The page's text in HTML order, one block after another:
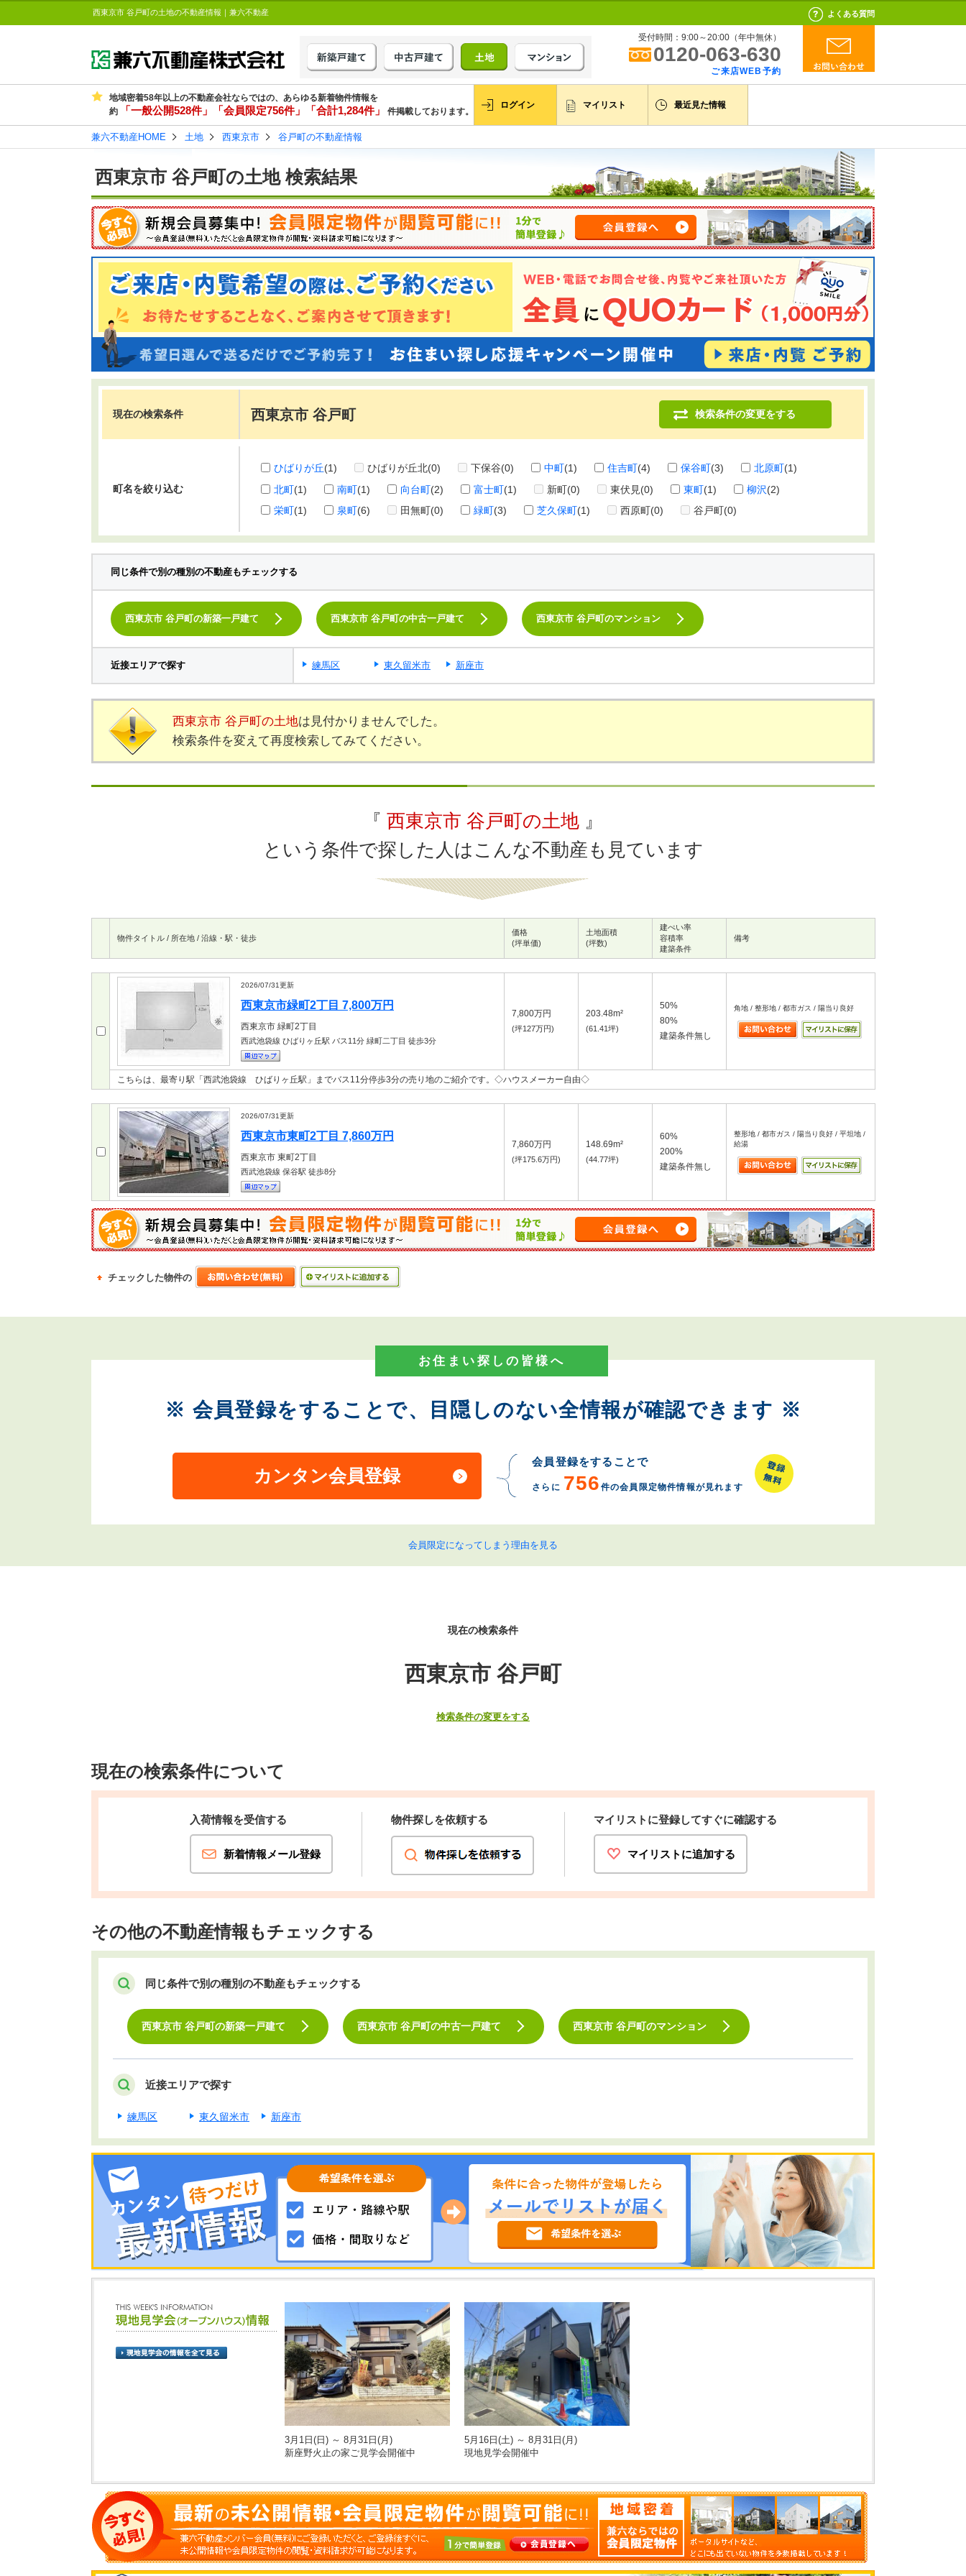
西東京市 谷戸町の土地の不動産情報｜兼六不動産 よくある質問
受付時間：9:00～20:00（年中無休）
0120-063-630
ご来店WEB予約
地域密着58年以上の不動産会社ならではの、あらゆる新着物件情報を
約
「一般公開528件」「会員限定756件」「合計1,284件」 件掲載しております。
ログイン マイリスト 最近見た情報
兼六不動産HOME 土地 西東京市 谷戸町の不動産情報
西東京市 谷戸町の土地 検索結果
現在の検索条件 西東京市 谷戸町 検索条件の変更をする
町名を絞り込む
ひばりが丘(1) ひばりが丘北(0) 下保谷(0) 中町(1) 住吉町(4) 保谷町(3) 北原町(1)
北町(1) 南町(1) 向台町(2) 富士町(1) 新町(0) 東伏見(0) 東町(1) 柳沢(2)
栄町(1) 泉町(6) 田無町(0) 緑町(3) 芝久保町(1) 西原町(0) 谷戸町(0)
同じ条件で別の種別の不動産もチェックする
西東京市 谷戸町の新築一戸建て 西東京市 谷戸町の中古一戸建て 西東京市 谷戸町のマンション
近接エリアで探す 練馬区 東久留米市 新座市
西東京市 谷戸町の土地は見付かりませんでした。
検索条件を変えて再度検索してみてください。
『 西東京市 谷戸町の土地 』
という条件で探した人はこんな不動産も見ています
物件タイトル / 所在地 / 沿線・駅・徒歩
価格
(坪単価)
土地面積
(坪数)
建ぺい率
容積率
建築条件
備考
2026/07/31更新
西東京市緑町2丁目 7,800万円
西東京市 緑町2丁目
西武池袋線 ひばりヶ丘駅 バス11分 緑町二丁目 徒歩3分
7,800万円
(坪127万円)
203.48m²
(61.41坪)
50%
80%
建築条件無し
角地 / 整形地 / 都市ガス / 陽当り良好
こちらは、最寄り駅「西武池袋線 ひばりヶ丘駅」までバス11分停歩3分の売り地のご紹介です。◇ハウスメーカー自由◇
2026/07/31更新
西東京市東町2丁目 7,860万円
西東京市 東町2丁目
西武池袋線 保谷駅 徒歩8分
7,860万円
(坪175.6万円)
148.69m²
(44.77坪)
60%
200%
建築条件無し
整形地 / 都市ガス / 陽当り良好 / 平坦地 /
給湯
チェックした物件の
お住まい探しの皆様へ
※ 会員登録をすることで、目隠しのない全情報が確認できます ※
カンタン会員登録
会員登録をすることで
さらに 756 件の会員限定物件情報が見れます
会員限定になってしまう理由を見る
現在の検索条件
西東京市 谷戸町
検索条件の変更をする
現在の検索条件について
入荷情報を受信する
新着情報メール登録
物件探しを依頼する マイリストに登録してすぐに確認する
マイリストに追加する
その他の不動産情報もチェックする
同じ条件で別の種別の不動産もチェックする
西東京市 谷戸町の新築一戸建て 西東京市 谷戸町の中古一戸建て 西東京市 谷戸町のマンション
近接エリアで探す
練馬区 東久留米市 新座市
3月1日(日) ～ 8月31日(月)
新座野火止の家ご見学会開催中
5月16日(土) ～ 8月31日(月)
現地見学会開催中